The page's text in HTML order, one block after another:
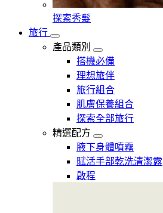
探索秀髮
旅行
產品類別
搭機必備
理想旅伴
旅行組合
肌膚保養組合
探索全部旅行
精選配方
腋下身體噴霧
賦活手部乾洗清潔露
啟程